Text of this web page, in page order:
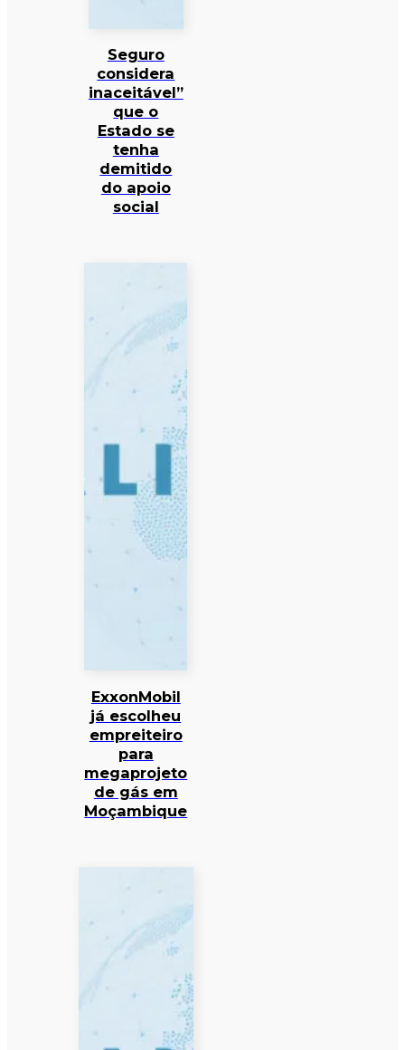
Seguro
considera
inaceitável”
que o
Estado se
tenha
demitido
do apoio
social
ExxonMobil
já escolheu
empreiteiro
para
megaprojeto
de gás em
Moçambique